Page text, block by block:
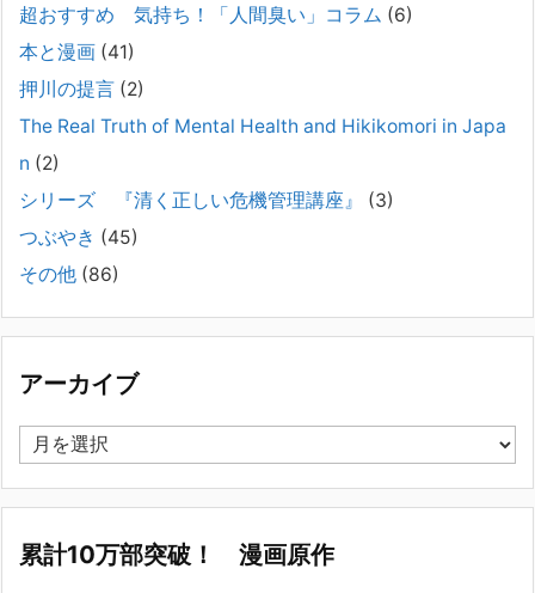
け、長年にわたり精神科医療へのアクセスの仕方や問題解決に取り組ん
い場合、家 [...]
#041 将来を案じる「きょうだい」必見②きょうだ
で困っている方へ
2025年8月11日
長年問題解決に至らない家族のパターンのうち、弊社の相談で多い事例
景・特徴続きをみる
集英社オンラインのインタビューを受けました。「漫
画といえば集英社！」というく…
2023年3月1日
集英社オンラインのインタビューを受けました。「漫画といえば集英
社！」というくらいの大御所が、「子供を殺してくださいという親た
ち」に興味を持ってくれたことは、漫画としても私個人としても大変な
名誉です。h[...]
若年層の子供の問題
超おすすめ 気持ち！「人間臭い」コラム (6)
本と漫画 (41)
押川の提言 (2)
The Real Truth of Mental Health and Hikikomori in Japa
n (2)
シリーズ 『清く正しい危機管理講座』
(3)
つぶやき (45)
その他 (86)
アーカイブ
ー
カ
ブ
累計10万部突破！ 漫画原作